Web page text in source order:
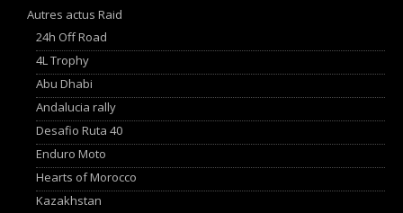
Autres actus Raid
24h Off Road
4L Trophy
Abu Dhabi
Andalucia rally
Desafio Ruta 40
Enduro Moto
Hearts of Morocco
Kazakhstan